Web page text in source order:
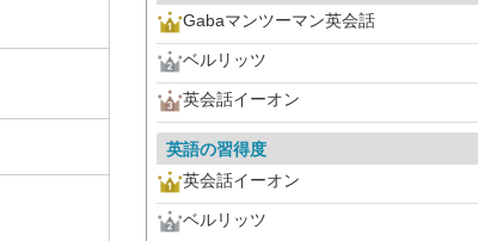
Gabaマンツーマン英会話
ベルリッツ
英会話イーオン
英語の習得度
英会話イーオン
ベルリッツ